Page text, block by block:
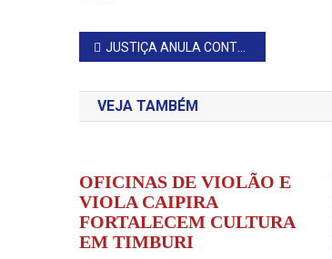
Navegação
de
Post
JUSTIÇA ANULA CONTRATO DE R$ 750 MIL PARA APRESENTAÇÃO DO CANTOR LEONARDO EM MUNICÍPIO COM 8,6 MIL MORADORES
VEJA TAMBÉM
OFICINAS DE VIOLÃO E
VIOLA CAIPIRA
FORTALECEM CULTURA
EM TIMBURI